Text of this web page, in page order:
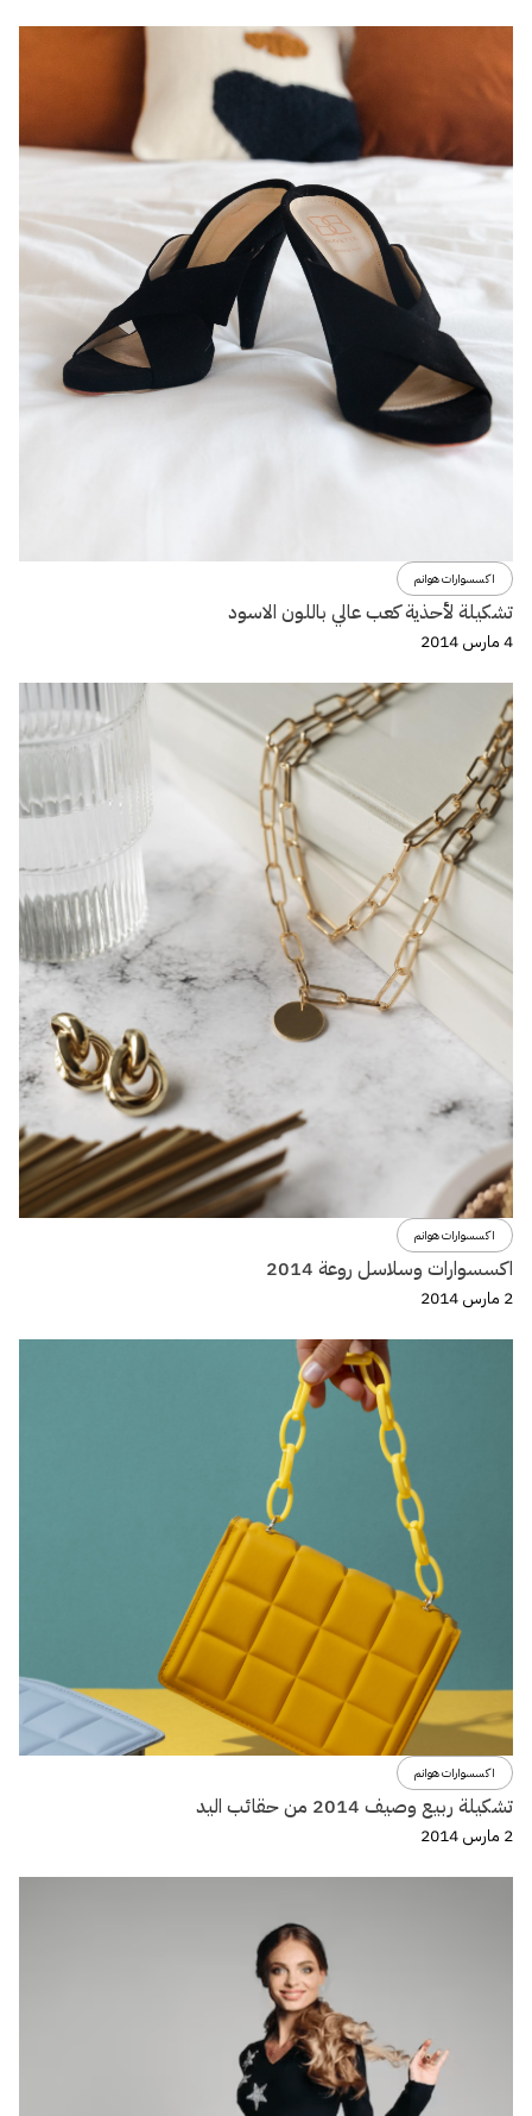
اكسسوارات هوانم
تشكيلة لأحذية كعب عالي باللون الاسود
4 مارس 2014
اكسسوارات هوانم
اكسسوارات وسلاسل روعة 2014
2 مارس 2014
اكسسوارات هوانم
تشكيلة ربيع وصيف 2014 من حقائب اليد
2 مارس 2014